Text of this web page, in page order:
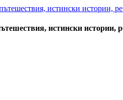
истински истории,